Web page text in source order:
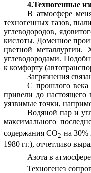
4.Техногенные
В атмосфере
техногенных газов,
углеводородов,
кислоты. Доменное
цветной металлургии.
углеводородами.
к комфорту
Загрязнения
С прошлого века
привели до настоящего
уязвимые точки,
Водяной пар и
максимального
содержания СО2 на 30%
1980 гг.), отчетливо
Азота в
Техногенез